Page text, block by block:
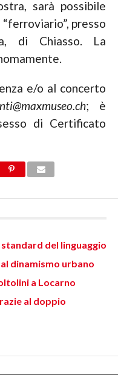
sarà possibile
presso
di Chiasso. La
e/o al concerto
; è
di Certificato
del linguaggio
dinamismo urbano
a Locarno
al doppio